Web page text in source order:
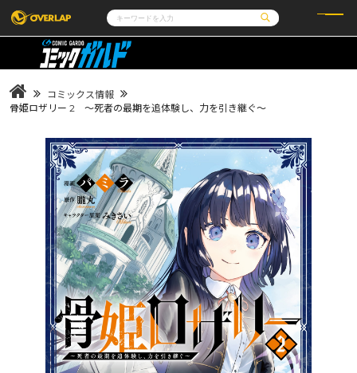
コミック
LiQulle
ラブパルフェ
ライトノベル
ロサージュノベルス
その他
ゲーム
通販・NEWS
企業
会社概要
採用情報
アクセス
オーバーラップホールディングス
お問い合わせはこちら
オーバーラップ文庫
オーバーラップノベルス
オーバーラップノベルスf
コミックス情報
骨姫ロザリー 2 ～死者の最期を追体験し、力を引き継ぐ～